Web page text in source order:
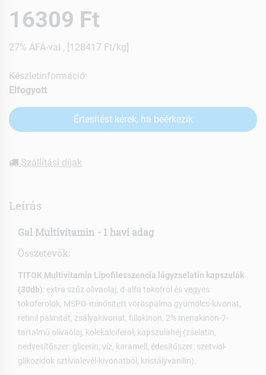
16309 Ft
27% ÁFÁ-val , [128417 Ft/kg]
Készletinformáció:
Elfogyott
Értesítést kérek, ha beérkezik
Szállítási díjak
Leírás
Gal Multivitamin - 1 havi adag
Összetevők:
TITOK Multivitamin Lipofilesszencia lágyzselatin kapszulák
(30db): extra szűz olivaolaj, d-alfa tokofrol és vegyes
tokoferolok, MSPO-minősített vöröspálma gyümölcs-kivonat,
retinil palmitát, zsályakivonat, fillokinon, 2% menakinon-7-
tartalmú olívaolaj, kolekalciferol; kapszulahéj (zselatin,
nedvesítőszer: glicerin, víz, karamell, édesítőszer: szetviol-
glikozidok sztívialevél-kivonatból, kristályvanilin).